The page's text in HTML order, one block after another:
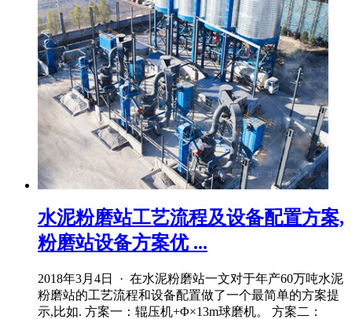
水泥粉磨站工艺流程及设备配置方案,
粉磨站设备方案优 ...
2018年3月4日 · 在水泥粉磨站一文对于年产60万吨水泥
粉磨站的工艺流程和设备配置做了一个最简单的方案提
示,比如. 方案一：辊压机+Φ×13m球磨机。 方案二：